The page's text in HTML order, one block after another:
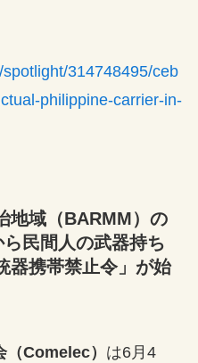
314748495/ceb
philippine-carrier-in-
地域（BARMM）の
民間人の武器持ち
器携帯禁止令」が始
Comelec） は6月4